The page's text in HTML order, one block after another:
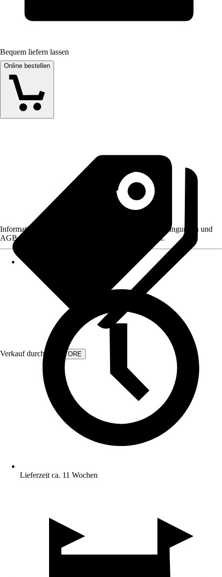
Bequem liefern lassen
Online bestellen
Verkauf durch: KVSTORE
Informationen des Verkäufers, wie z. B. Rückgabebedingungen und
AGB, finden Sie bei Klick auf den Verkäufernamen.
Lieferzeit ca. 11 Wochen